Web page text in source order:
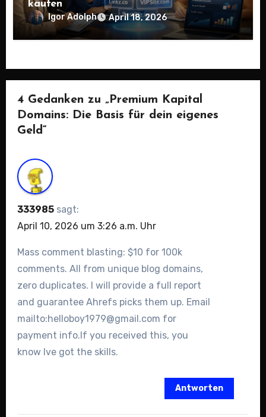
kaufen
Igor Adolph April 18, 2026
4 Gedanken zu „Premium Kapital
Domains: Die Basis für dein eigenes
Geld“
333985 sagt:
April 10, 2026 um 3:26 a.m. Uhr
Mass comment blasting: $10 for 100k
comments. All from unique blog domains,
zero duplicates. I will provide a full report
and guarantee Ahrefs picks them up. Email
mailto:helloboy1979@gmail.com for
payment info.If you received this, you
know Ive got the skills.
Antworten